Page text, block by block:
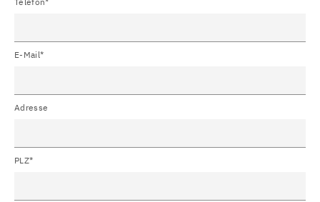
E-Mail*
Adresse
PLZ*